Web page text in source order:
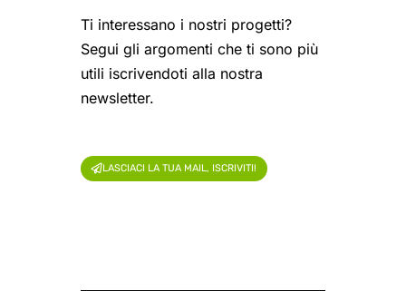
Ti interessano i nostri progetti?
Segui gli argomenti che ti sono più
utili iscrivendoti alla nostra
newsletter.
LASCIACI LA TUA MAIL, ISCRIVITI!